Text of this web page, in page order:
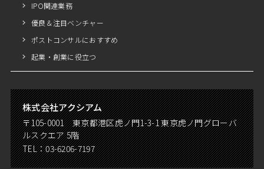
IPO関連業務
優良＆注目ベンチャー
ポストコンサルにおすすめ
起業・創業に役立つ
株式会社アクシアム
〒105-0001 東京都港区虎ノ門1-3-1 東京虎ノ門グローバ
ルスクエア 5階
TEL：03-6206-7197